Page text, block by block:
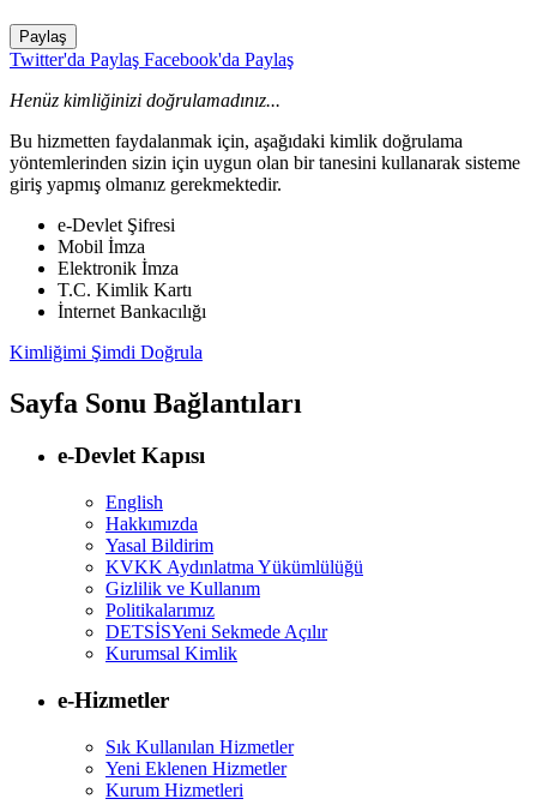
Paylaş
Twitter'da Paylaş Facebook'da Paylaş
Henüz kimliğinizi doğrulamadınız...
Bu hizmetten faydalanmak için, aşağıdaki kimlik doğrulama
yöntemlerinden sizin için uygun olan bir tanesini kullanarak sisteme
giriş yapmış olmanız gerekmektedir.
e-Devlet Şifresi
Mobil İmza
Elektronik İmza
T.C. Kimlik Kartı
İnternet Bankacılığı
Kimliğimi Şimdi Doğrula
Sayfa Sonu Bağlantıları
e-Devlet Kapısı
English
Hakkımızda
Yasal Bildirim
KVKK Aydınlatma Yükümlülüğü
Gizlilik ve Kullanım
Politikalarımız
DETSİSYeni Sekmede Açılır
Kurumsal Kimlik
e-Hizmetler
Sık Kullanılan Hizmetler
Yeni Eklenen Hizmetler
Kurum Hizmetleri